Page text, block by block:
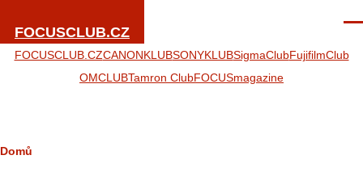
FOCUSCLUB.CZ
FOCUSCLUB.CZCANONKLUBSONYKLUBSigmaClubFujifilmClub
OMCLUBTamron ClubFOCUSmagazine
Drobečková
Domů